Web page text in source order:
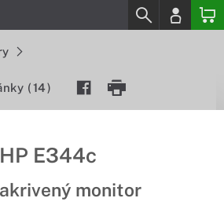
(14)
HP E344c
monitor